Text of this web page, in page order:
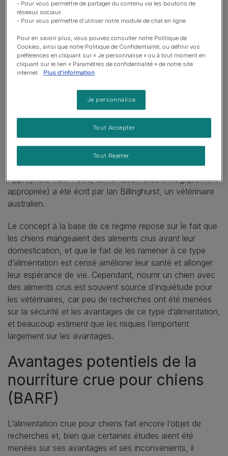
Œufs crus :ils offrent une bonne source de
protéines et d’acides gras essentiels.
Produits laitiers :ils contiennent du calcium et
d’autres nutriments.
Fruits et légumes :ils contiennent des fibres, des
Certains chiens de travail, tels que les lévriers de course
et les chiens de traîneau, reçoivent une alimentation crue
depuis des années. L’utilisation de ces régimes pour les
certain intérêt au début des années 90, lorsque le
premier livre consacré au régime BARF (Biologically
Appropriate Raw Food, alimentation crue biologiquement
appropriée) a été écrit par Ian Billinghurst, un vétérinaire
australien.
Le concept à la base de ce régime repose sur le fait que
les chiens mangeaient des aliments crus avant leur
domestication, et que le fait de les ramener à ce type
d’alimentation est censé améliorer leur santé et allonger
leur espérance de vie. Cependant, nourrir un chien avec
des aliments crus est souvent source d’inquiétude pour
les vétérinaires, car peu de recherches ont été menées
sur la sécurité et les avantages de ce type d’alimentation,
et beaucoup estiment que les risques l’emportent
largement sur les avantages.
Avantages potentiels de la
nourriture crue pour chiens
(BARF)
L’alimentation crue pour chiens fait encore l’objet de
recherches et, bien que certaines études aient été
menées sur ses avantages et ses inconvénients, il
- Pour vous permettre de partager du contenu via les boutons de
réseaux sociaux
- Pour vous permettre d'utiliser notre module de chat en ligne
Pour en savoir plus, vous pouvez consulter notre Politique de
Cookies, ainsi que notre Politique de Confidentialité, ou définir vos
préférences en cliquant sur « Je personnalise » ou à tout moment en
cliquant sur le lien « Paramètres de confidentialité » de notre site
internet.
Plus d'information
Je personnalise
Tout Rejeter
Tout Accepter